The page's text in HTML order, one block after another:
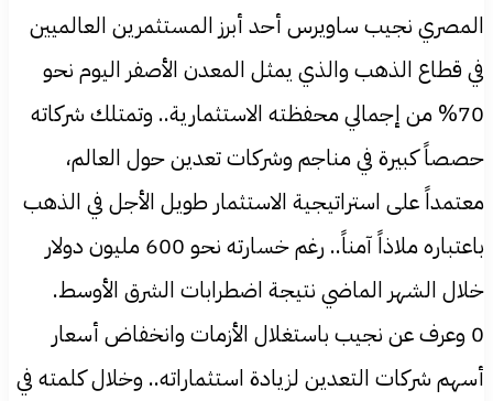
المصري نجيب ساويرس أحد أبرز المستثمرين العالميين
في قطاع الذهب والذي يمثل المعدن الأصفر اليوم نحو
70% من إجمالي محفظته الاستثمارية.. وتمتلك شركاته
حصصاً كبيرة في مناجم وشركات تعدين حول العالم،
معتمداً على استراتيجية الاستثمار طويل الأجل في الذهب
باعتباره ملاذاً آمناً.. رغم خسارته نحو 600 مليون دولار
خلال الشهر الماضي نتيجة اضطرابات الشرق الأوسط.
0 وعرف عن نجيب باستغلال الأزمات وانخفاض أسعار
أسهم شركات التعدين لزيادة استثماراته.. وخلال كلمته في